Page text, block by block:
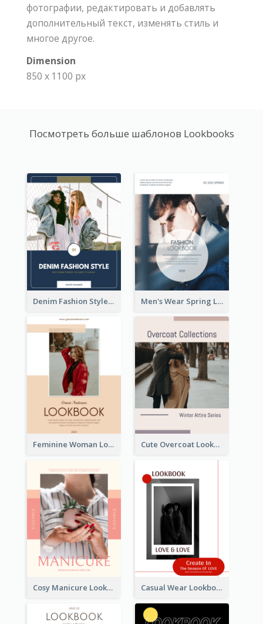
фотографии, редактировать и добавлять
дополнительный текст, изменять стиль и
многое другое.
Dimension
850 x 1100 px
Посмотреть больше шаблонов Lookbooks
Denim Fashion Style Lookbook Men's Wear Spring Lookbook
Feminine Woman Lookbook Cute Overcoat Lookbook
Cosy Manicure Lookbook Casual Wear Lookbook